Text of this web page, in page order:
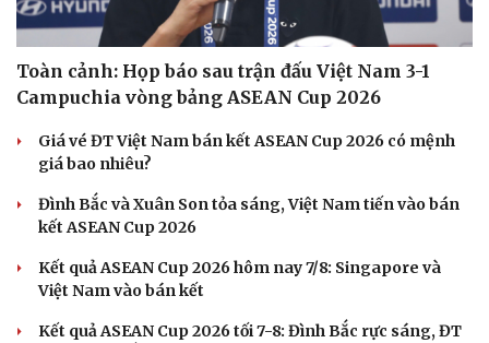
Toàn cảnh: Họp báo sau trận đấu Việt Nam 3-1
Campuchia vòng bảng ASEAN Cup 2026
Giá vé ĐT Việt Nam bán kết ASEAN Cup 2026 có mệnh
giá bao nhiêu?
Đình Bắc và Xuân Son tỏa sáng, Việt Nam tiến vào bán
kết ASEAN Cup 2026
Kết quả ASEAN Cup 2026 hôm nay 7/8: Singapore và
Việt Nam vào bán kết
Kết quả ASEAN Cup 2026 tối 7-8: Đình Bắc rực sáng, ĐT